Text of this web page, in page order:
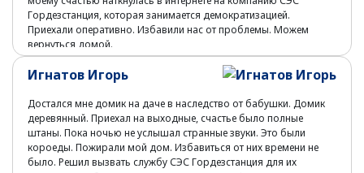
Гордезстанция, которая занимается демократизацией.
Приехали оперативно. Избавили нас от проблемы. Можем
вернуться домой.
Игнатов Игорь
Достался мне домик на даче в наследство от бабушки. Домик
деревянный. Приехал на выходные, счастье было полные
штаны. Пока ночью не услышал странные звуки. Это были
короеды. Пожирали мой дом. Избавиться от них времени не
было. Решил вызвать службу СЭС Гордезстанция для их